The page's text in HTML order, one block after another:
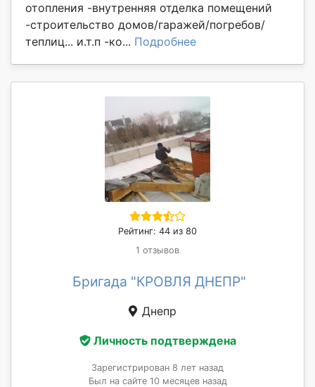
отопления -внутренняя отделка помещений
-строительство домов/гаражей/погребов/
теплиц... и.т.п -ко... Подробнее
Рейтинг: 44 из 80
1 отзывов
Бригада "КРОВЛЯ ДНЕПР"
Днепр
Личность подтверждена
Зарегистрирован 8 лет назад
Был на сайте 10 месяцев назад